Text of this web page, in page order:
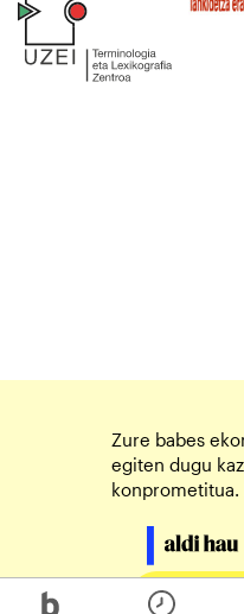
Zure babes
egiten dugu
konprometitua.
Egin